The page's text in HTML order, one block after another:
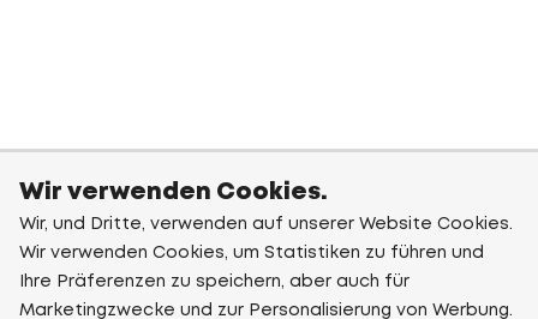
Wir verwenden Cookies.
Wir, und Dritte, verwenden auf unserer Website Cookies.
Wir verwenden Cookies, um Statistiken zu führen und
Ihre Präferenzen zu speichern, aber auch für
Marketingzwecke und zur Personalisierung von Werbung.